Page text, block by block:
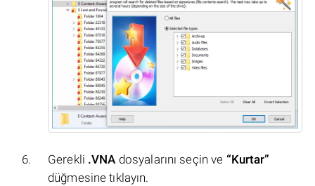
Gerekli .VNA dosyalarını seçin ve “Kurtar”
düğmesine tıklayın.